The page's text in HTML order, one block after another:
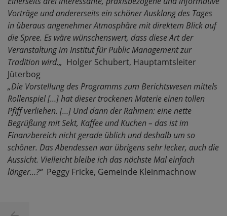
Vorträge und andererseits ein schöner Ausklang des Tages
in überaus angenehmer Atmosphäre mit direktem Blick auf
die Spree. Es wäre wünschenswert, dass diese Art der
Veranstaltung im Institut für Public Management zur
Tradition wird.„ Holger Schubert, Hauptamtsleiter
Jüterbog
„Die Vorstellung des Programms zum Berichtswesen mittels
Rollenspiel […] hat dieser trockenen Materie einen tollen
Pfiff verliehen. […] Und dann der Rahmen: eine nette
Begrüßung mit Sekt, Kaffee und Kuchen – das ist im
Finanzbereich nicht gerade üblich und deshalb um so
schöner. Das Abendessen war übrigens sehr lecker, auch die
Aussicht. Vielleicht bleibe ich das nächste Mal einfach
länger…?“ Peggy Fricke, Gemeinde Kleinmachnow